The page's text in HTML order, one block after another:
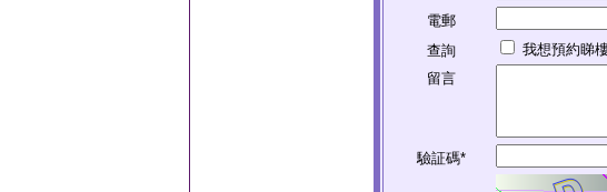
電郵
查詢
我想預約睇
留言
驗証碼*